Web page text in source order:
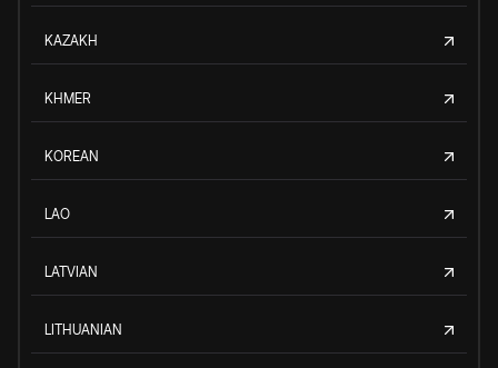
KAZAKH
KHMER
KOREAN
LAO
LATVIAN
LITHUANIAN